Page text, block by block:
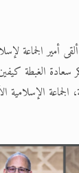
أمير الجماعة
سعادة الغبطة
الإسلامية